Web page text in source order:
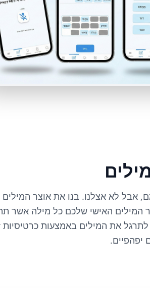
אבל לא אצלנו. בנו את אוצר
המילים האישי שלכם כל מילה אשר
את המילים באמצעות כרטיסיות
יפהפיים.